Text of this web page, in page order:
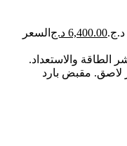
6,400.00 د.ج السعر
الطاقة والاستعداد.
غير لاصق. مقبض بارد